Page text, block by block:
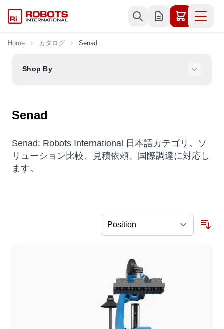
Home カタログ Senad
Shop By
Senad
Senad: Robots International 日本語カテゴリ。ソ
リューション比較、見積依頼、国際調達に対応し
ます。